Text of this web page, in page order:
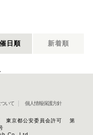
日順 新着順
いて 個人情報保護方針
東京都公安委員会許可 第